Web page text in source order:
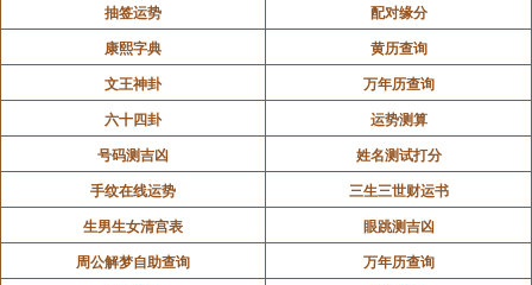
抽签运势
配对缘分
康熙字典
黄历查询
文王神卦
万年历查询
六十四卦
运势测算
号码测吉凶
姓名测试打分
手纹在线运势
三生三世财运书
生男生女清宫表
眼跳测吉凶
周公解梦自助查询
万年历查询